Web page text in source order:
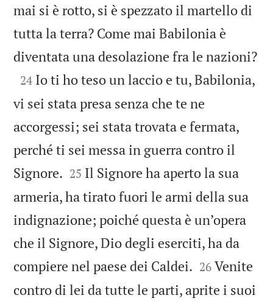
mai si è rotto, si è spezzato il martello di
tutta la terra? Come mai Babilonia è
diventata una desolazione fra le nazioni?

24 Io ti ho teso un laccio e tu, Babilonia,
vi sei stata presa senza che te ne
accorgessi; sei stata trovata e fermata,
perché ti sei messa in guerra contro il
Signore. 

25 Il Signore ha aperto la sua
armeria, ha tirato fuori le armi della sua
indignazione; poiché questa è un’opera
che il Signore, Dio degli eserciti, ha da
compiere nel paese dei Caldei. 

26 Venite
contro di lei da tutte le parti, aprite i suoi